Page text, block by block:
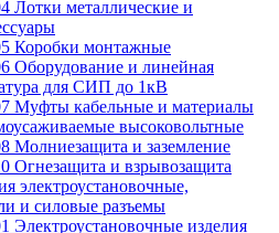
Лотки металлические и
Коробки монтажные
Оборудование и линейная
для СИП до 1кВ
Муфты кабельные и материалы
высоковольтные
Молниезащита и заземление
Огнезащита и взрывозащита
электроустановочные,
и силовые разъемы
Электроустановочные изделия